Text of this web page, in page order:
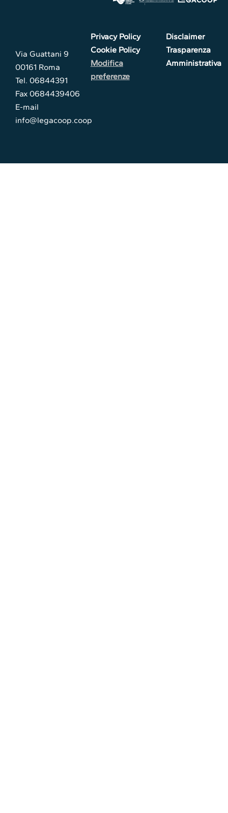
Via Guattani 9
00161 Roma
Tel. 06844391
Fax 0684439406
E-mail
info@legacoop.coop
Privacy Policy
Cookie Policy
Modifica
preferenze
Disclaimer
Trasparenza
Amministrativa